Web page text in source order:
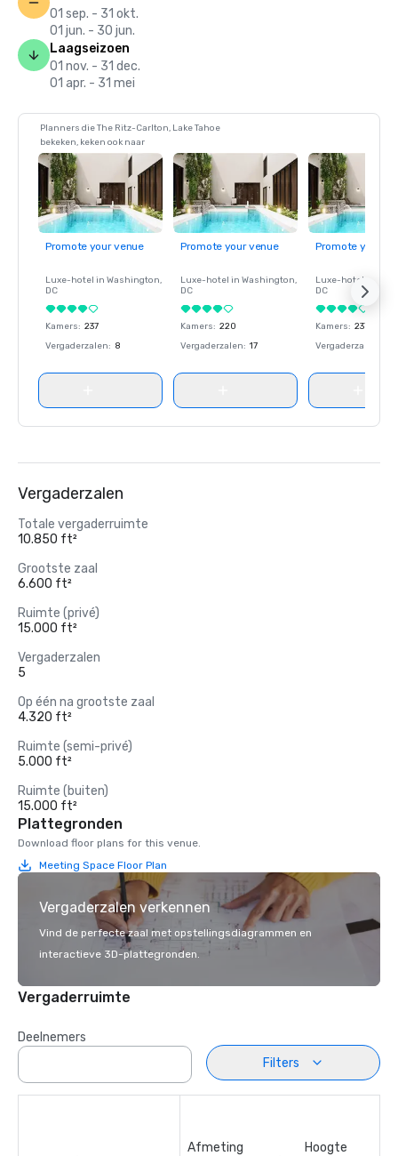
01 sep. - 31 okt.
01 jun. - 30 jun.
Laagseizoen
01 nov. - 31 dec.
01 apr. - 31 mei
Planners die The Ritz-Carlton, Lake Tahoe
bekeken, keken ook naar
Promote your venue
Luxe-hotel in Washington,
DC
Kamers: 237
Vergaderzalen: 8
Promote your venue
Luxe-hotel in Washington,
DC
Kamers: 220
Vergaderzalen: 17
Promote your
Luxe-hotel in
DC
Kamers: 237
Vergaderzalen
Vergaderzalen
Totale vergaderruimte
10.850 ft²
Grootste zaal
6.600 ft²
Ruimte (privé)
15.000 ft²
Vergaderzalen
5
Op één na grootste zaal
4.320 ft²
Ruimte (semi-privé)
5.000 ft²
Ruimte (buiten)
15.000 ft²
Plattegronden
Download floor plans for this venue.
Meeting Space Floor Plan
Vergaderzalen verkennen
Vind de perfecte zaal met opstellingsdiagrammen en
interactieve 3D-plattegronden.
Vergaderruimte
Deelnemers
Filters
Afmeting
Hoogte